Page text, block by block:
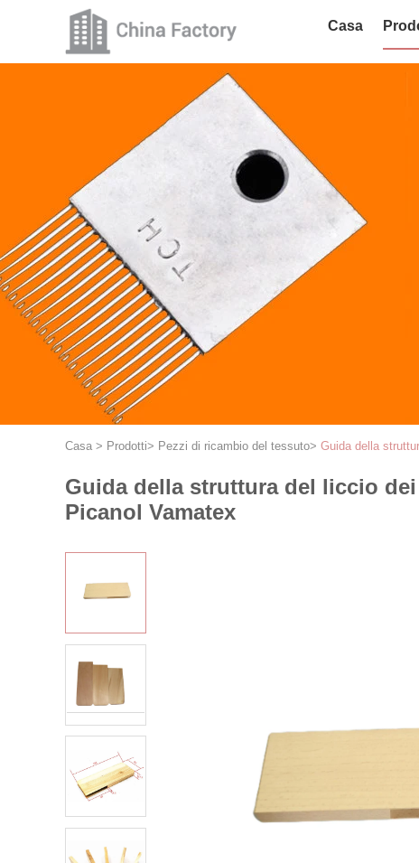
Casa
Casa > Prodotti> Pezzi di ricambio del tessuto> Guida della
Guida della struttura del liccio
Picanol Vamatex